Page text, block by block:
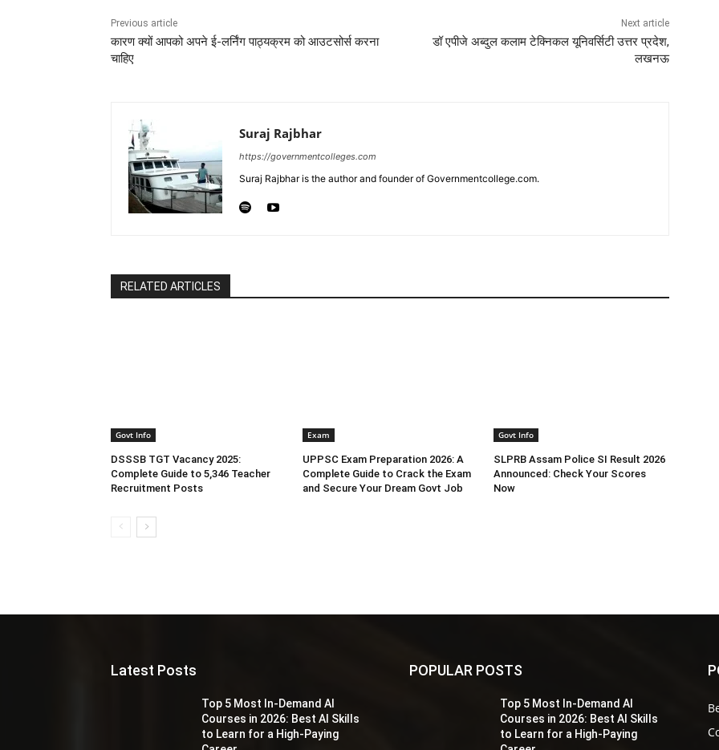
Previous article
कारण क्यों आपको अपने ई-लर्निंग पाठ्यक्रम को आउटसोर्स करना
चाहिए
Next article
डॉ एपीजे अब्दुल कलाम टेक्निकल यूनिवर्सिटी उत्तर प्रदेश,
लखनऊ
Suraj Rajbhar
https://governmentcolleges.com
Suraj Rajbhar is the author and founder of Governmentcollege.com.
RELATED ARTICLES
Govt Info
DSSSB TGT Vacancy 2025:
Complete Guide to 5,346 Teacher
Recruitment Posts
Exam
UPPSC Exam Preparation 2026: A
Complete Guide to Crack the Exam
and Secure Your Dream Govt Job
Govt Info
SLPRB Assam Police SI Result 2026
Announced: Check Your Scores
Now
Latest Posts
Top 5 Most In-Demand AI
Courses in 2026: Best AI Skills
to Learn for a High-Paying
POPULAR POSTS
Top 5 Most In-Demand AI
Courses in 2026: Best AI Skills
to Learn for a High-Paying